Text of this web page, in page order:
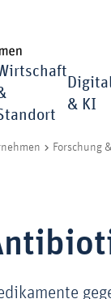
& KI
Forschung